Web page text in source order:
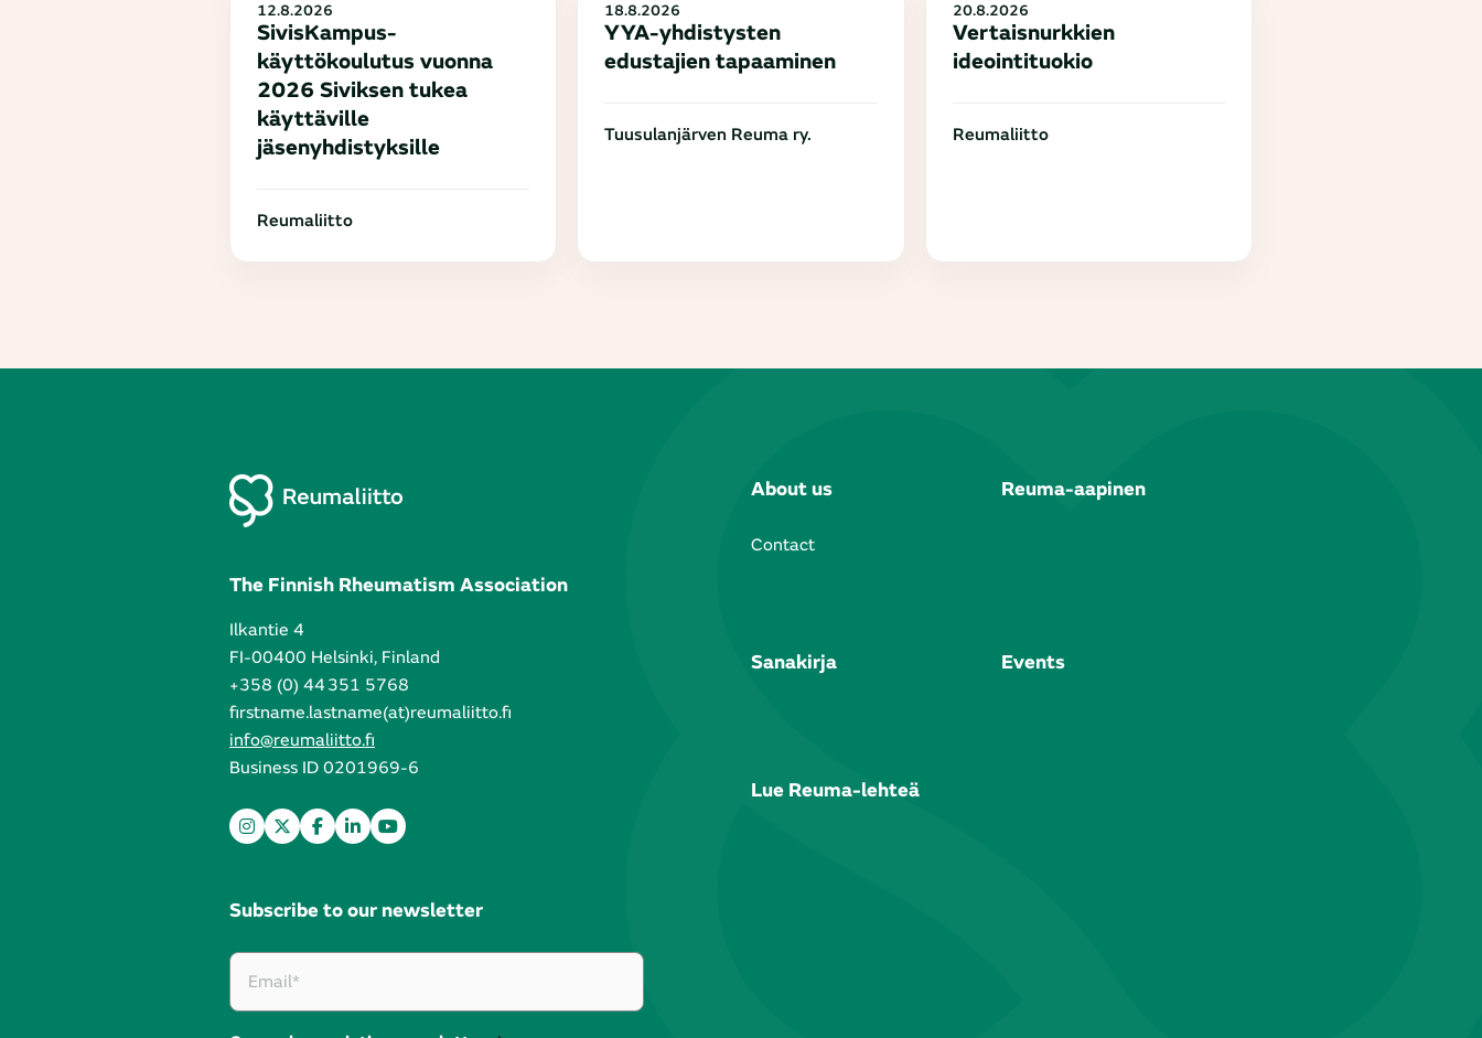
12.8.2026
SivisKampus-
käyttökoulutus vuonna
2026 Siviksen tukea
käyttäville
jäsenyhdistyksille
Reumaliitto
18.8.2026
YYA-yhdistysten
edustajien tapaaminen
Tuusulanjärven Reuma ry.
20.8.2026
Vertaisnurkkien
ideointituokio
Reumaliitto
The Finnish Rheumatism Association
Ilkantie 4
FI-00400 Helsinki, Finland
+358 (0) 44 351 5768
firstname.lastname(at)reumaliitto.fi
info@reumaliitto.fi
Business ID 0201969-6
Subscribe to our newsletter
About us
Contact
Reuma-aapinen
Sanakirja Events
Lue Reuma-lehteä